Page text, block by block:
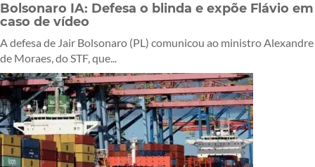
Bolsonaro IA: Defesa o blinda e expõe Flávio em
caso de vídeo
A defesa de Jair Bolsonaro (PL) comunicou ao ministro Alexandre
de Moraes, do STF, que...